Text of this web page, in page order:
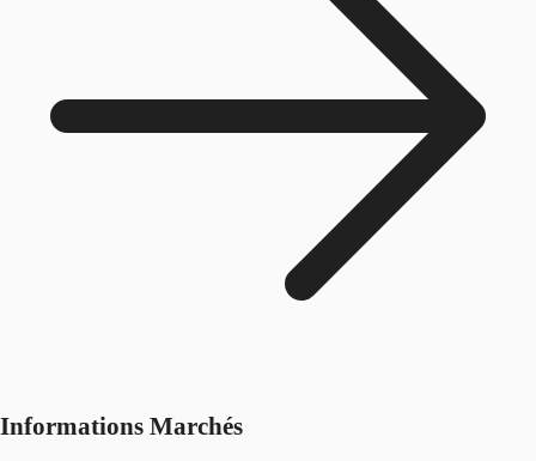
Informations Marchés